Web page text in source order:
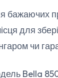
бажаючих
для
чи
Bella